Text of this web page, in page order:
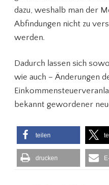
dazu, weshalb man der
Abfindungen nicht zu
werden.
Dadurch lassen sich
wie auch – Änderungen
bekannt gewordener
teilen
drucken